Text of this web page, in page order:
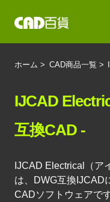
ホーム > CAD商品一覧 >
IJCAD
互換CAD -
IJCAD Electrical（ア
は、DWG互換IJCAD
CADソフトウェアです